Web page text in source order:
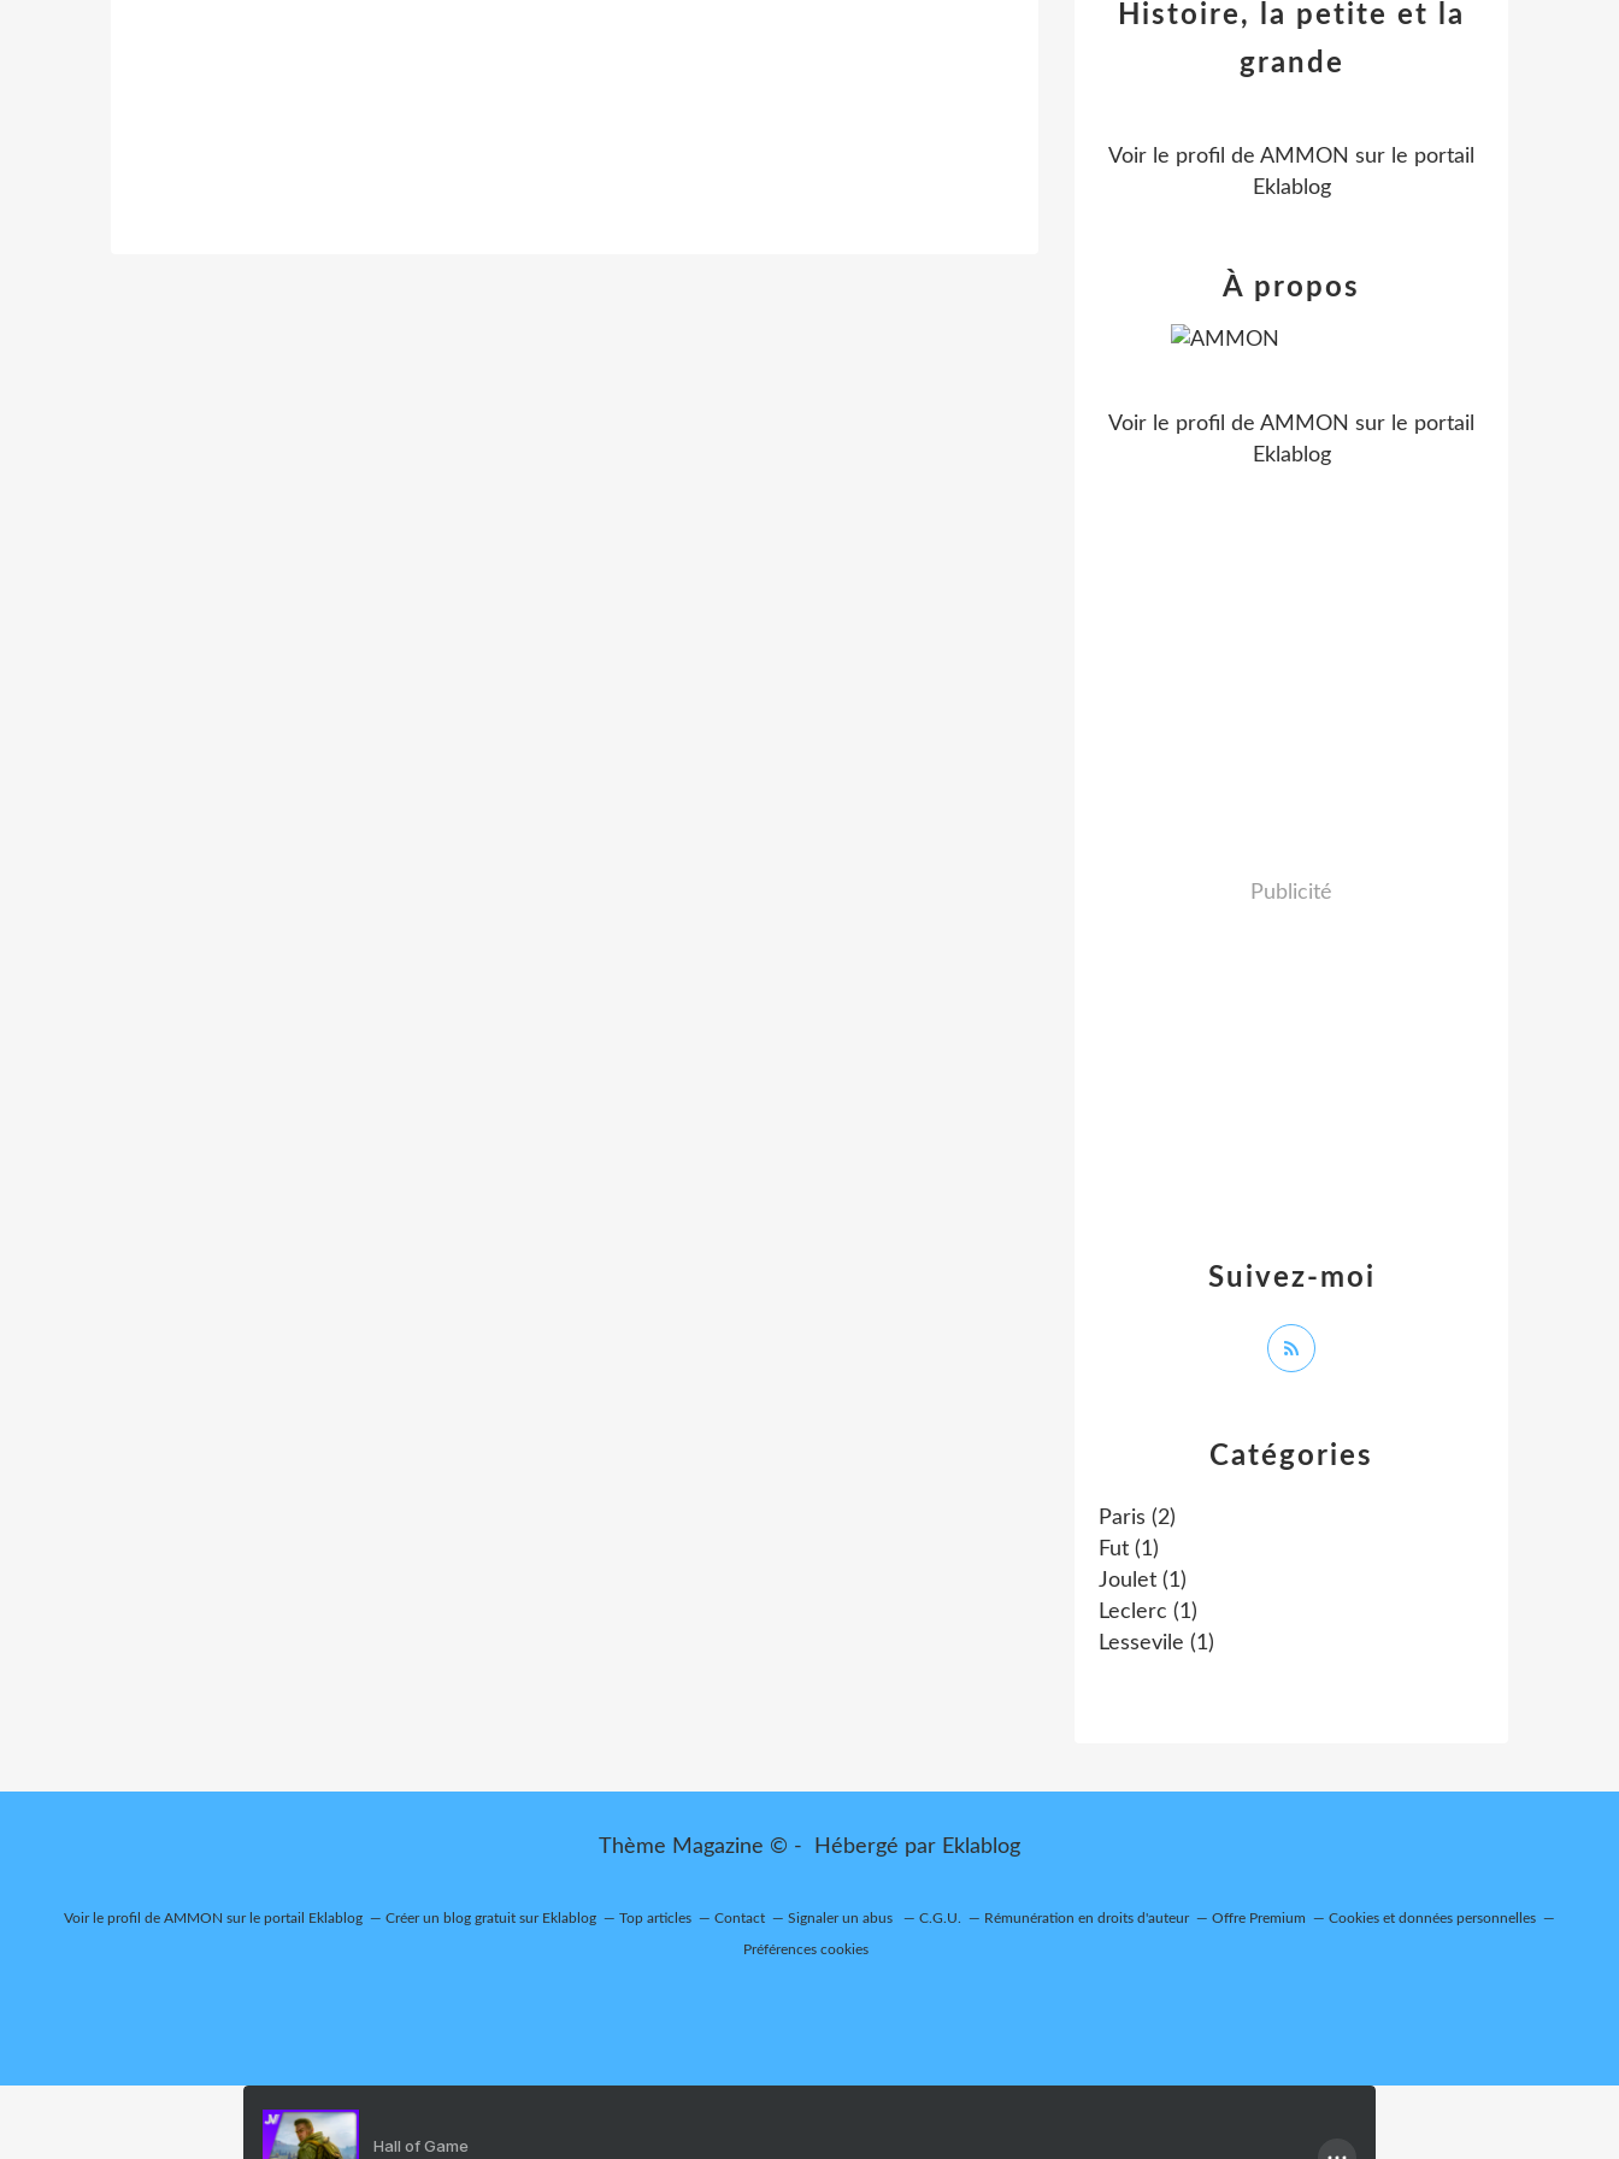
Catégories
Paris (2)
Fut (1)
Joulet (1)
Leclerc (1)
Lessevile (1)
Histoire, la petite et la
grande
Voir le profil de AMMON sur le portail
Eklablog
Suivez-moi
À propos
Voir le profil de AMMON sur le portail
Eklablog
Publicité
Thème Magazine © - Hébergé par Eklablog
Voir le profil de AMMON sur le portail Eklablog Créer un blog gratuit sur Eklablog Top articles Contact Signaler un abus C.G.U. Rémunération en droits d'auteur Offre Premium Cookies et données personnelles
Préférences cookies
Hall of Game